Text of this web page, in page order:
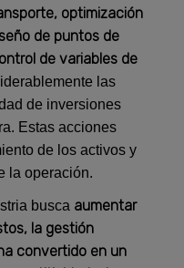
optimización
de puntos de
de variables de
las
de inversiones
Estas acciones
de los activos y
la operación.
busca aumentar
la gestión
convertido en un